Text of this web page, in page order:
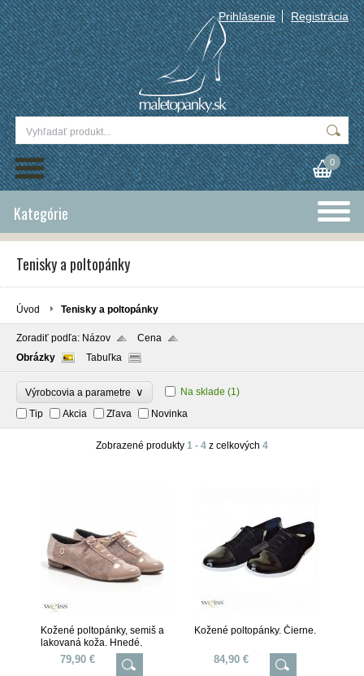
Prihlásenie Registrácia
0
Kategórie
Tenisky a poltopánky
Úvod Tenisky a poltopánky
Zoradiť podľa: Názov
Cena
Obrázky
Tabuľka
Výrobcovia a parametre ∨ Na sklade (1)
Tip
Akcia Zľava Novinka
Zobrazené produkty 1 - 4 z celkových 4
Kožené poltopánky, semiš a
lakovaná koža. Hnedé.
79,90 €
Kožené poltopánky. Čierne.
84,90 €